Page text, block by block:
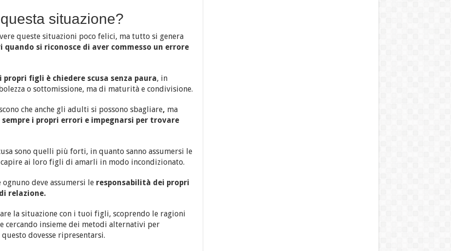
situazione?
queste situazioni poco felici, ma tutto si genera
quando si riconosce di aver commesso un errore
figli è chiedere scusa senza paura, in
o sottomissione, ma di maturità e condivisione.
che anche gli adulti si possono sbagliare, ma
i propri errori e impegnarsi per trovare
sono quelli più forti, in quanto sanno assumersi le
ai loro figli di amarli in modo incondizionato.
deve assumersi le responsabilità dei propri
relazione.
la situazione con i tuoi figli, scoprendo le ragioni
cercando insieme dei metodi alternativi per
dovesse ripresentarsi.